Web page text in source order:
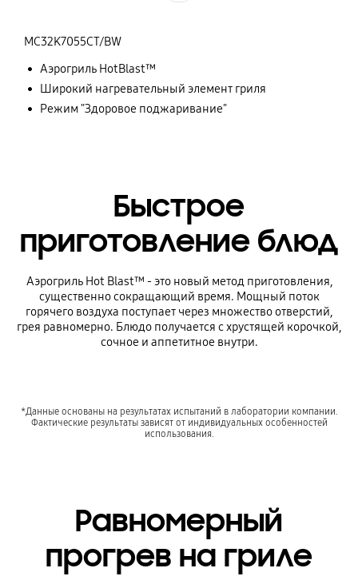
MC32K7055CT/BW
Аэрогриль HotBlast™
Широкий нагревательный элемент гриля
Режим "Здоровое поджаривание"
Быстрое
приготовление блюд
Аэрогриль Hot Blast™ - это новый метод приготовления,
существенно сокращающий время. Мощный поток
горячего воздуха поступает через множество отверстий,
грея равномерно. Блюдо получается c хрустящей корочкой,
сочное и аппетитное внутри.
*Данные основаны на результатах испытаний в лаборатории компании.
Фактические результаты зависят от индивидуальных особенностей
использования.
Равномерный
прогрев на гриле